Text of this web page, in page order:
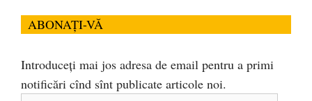
ABONAȚI-VĂ
Introduceți mai jos adresa de email pentru a primi
notificări cînd sînt publicate articole noi.